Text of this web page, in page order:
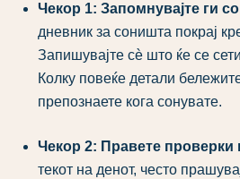
Чекор 1: Запомнувајте ги
дневник за соништа покрај
Запишувајте сѐ што ќе се
Колку повеќе детали
препознаете кога сонувате.
Чекор 2: Правете проверки
текот на денот, често